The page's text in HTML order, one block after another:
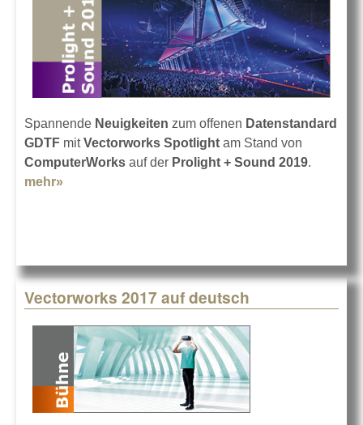
Spannende Neuigkeiten zum offenen Datenstandard
GDTF mitVectorworks Spotlight am Stand von
ComputerWorks auf der Prolight + Sound 2019.
mehr»
Vectorworks 2017 auf deutsch